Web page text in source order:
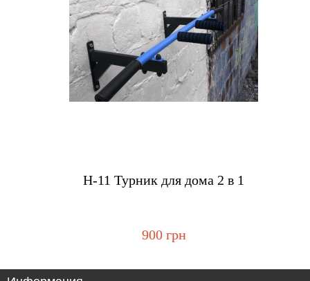
H-11 Турник для дома 2 в 1
900 грн